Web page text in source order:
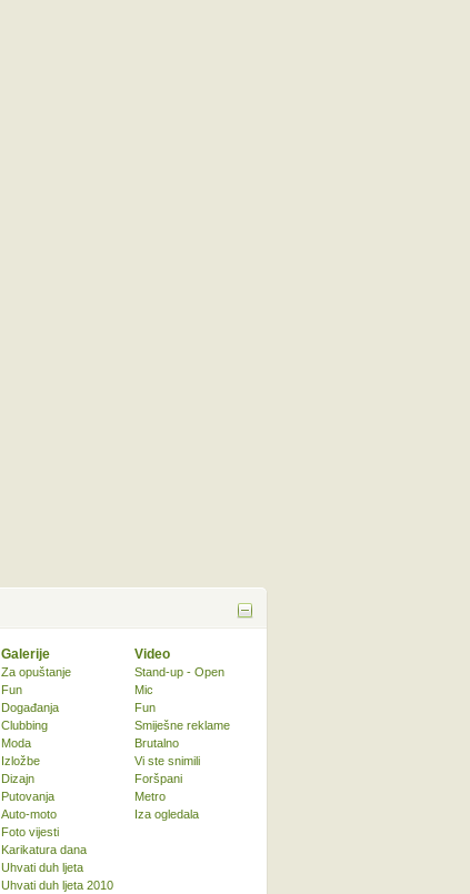
Galerije
Za opuštanje
Fun
Događanja
Clubbing
Moda
Izložbe
Dizajn
Putovanja
Auto-moto
Foto vijesti
Karikatura dana
Uhvati duh ljeta
Uhvati duh ljeta 2010
Video
Stand-up - Open
Mic
Fun
Smiješne reklame
Brutalno
Vi ste snimili
Foršpani
Metro
Iza ogledala